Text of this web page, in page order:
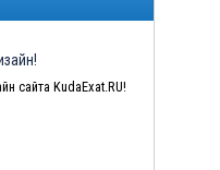
сайта KudaExat.RU!